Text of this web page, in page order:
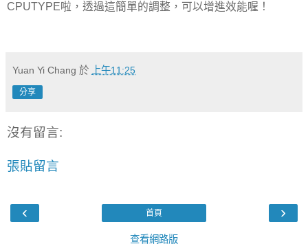
CPUTYPE啦，透過這簡單的調整，可以增進效能喔！
Yuan Yi Chang 於 上午11:25
分享
沒有留言:
張貼留言
‹ ›
首頁
查看網路版